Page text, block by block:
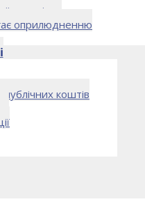
поведінки
оприлюдненню
коштів